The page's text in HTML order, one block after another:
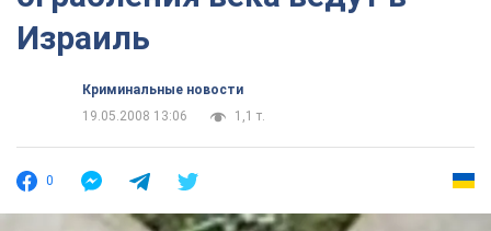
Израиль
Криминальные новости
19.05.2008 13:06
1,1 т.
0